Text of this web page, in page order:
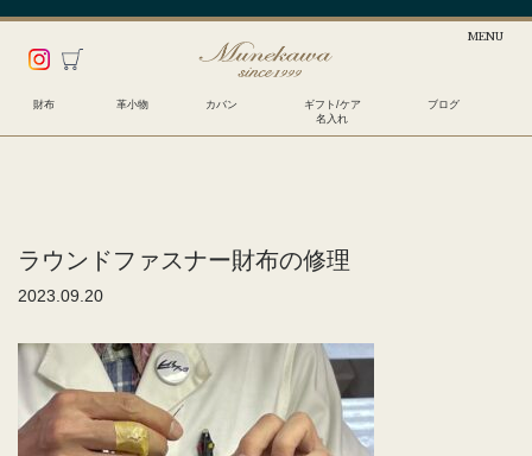
財布 革小物 カバン
ギフト/ケア
名入れ
ブログ
ラウンドファスナー財布の修理
2023.09.20